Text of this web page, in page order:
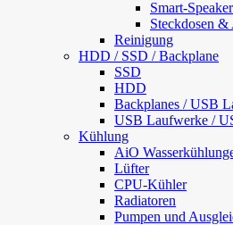
Smart-Speaker
Steckdosen &
Reinigung
HDD / SSD / Backplane
SSD
HDD
Backplanes / USB
USB Laufwerke /
Kühlung
AiO
Lüfter
CPU-Kühler
Radiatoren
Pumpen und